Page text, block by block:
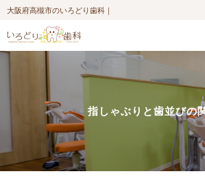
大阪府高槻市のいろどり歯科｜
指しゃぶりと歯並びの